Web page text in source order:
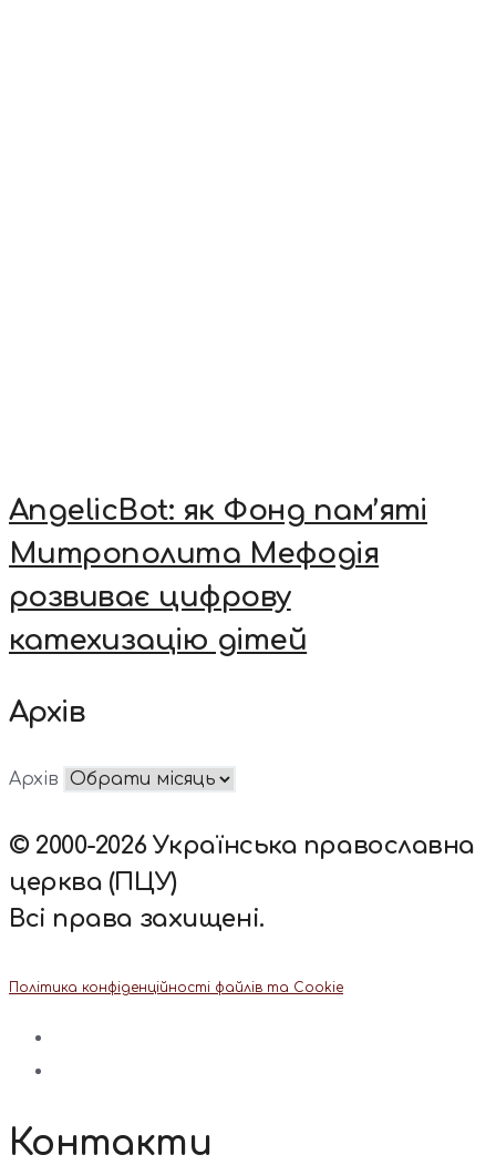
AngelicBot: як Фонд пам’яті
Митрополита Мефодія
розвиває цифрову
катехизацію дітей
Архів
Архів
© 2000-2026 Українська православна
церква (ПЦУ)
Всі права захищені.
Політика конфіденційності файлів та Cookie
Контакти